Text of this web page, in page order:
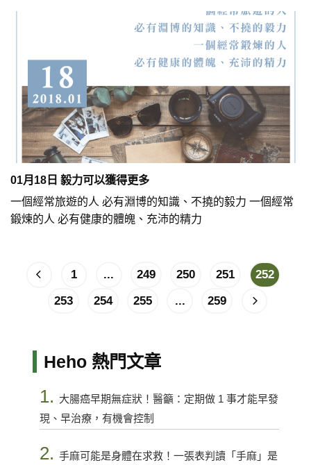
01月18日 毅力可以獲得更多
一個經常旅遊的人 必有淵博的知識、不撓的毅力 一個經常
鍛煉的人 必有健康的體魄、充沛的精力
1 ... 249 250 251
252
253
254 255 ... 259
Heho 熱門文章
1. 大腸癌早期無症狀！醫籲：定期做 1 事才能早發
現、早治療，有機會控制
2. 手麻可能是身體在求救！一張表判讀「手麻」是